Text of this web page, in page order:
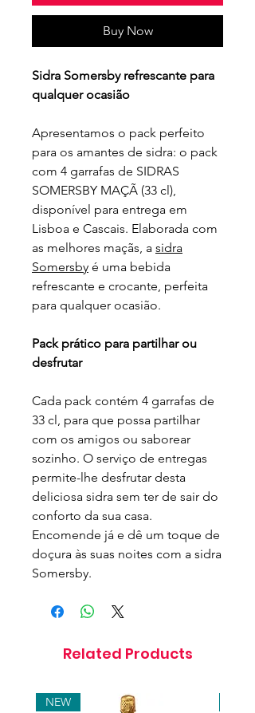
Buy Now
Sidra Somersby refrescante para
qualquer ocasião
Apresentamos o pack perfeito
para os amantes de sidra: o pack
com 4 garrafas de SIDRAS
SOMERSBY MAÇÃ (33 cl),
disponível para entrega em
Lisboa e Cascais. Elaborada com
as melhores maçãs, a sidra
Somersby é uma bebida
refrescante e crocante, perfeita
para qualquer ocasião.
Pack prático para partilhar ou
desfrutar
Cada pack contém 4 garrafas de
33 cl, para que possa partilhar
com os amigos ou saborear
sozinho. O serviço de entregas
permite-lhe desfrutar desta
deliciosa sidra sem ter de sair do
conforto da sua casa.
Encomende já e dê um toque de
doçura às suas noites com a sidra
Somersby.
Related Products
NEW